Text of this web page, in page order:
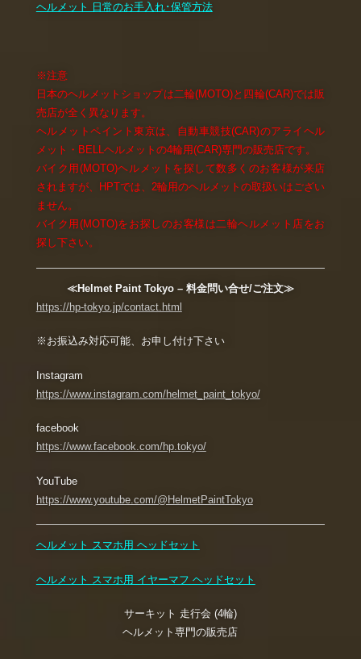
ヘルメット 日常のお手入れ･保管方法
※注意
日本のヘルメットショップは二輪(MOTO)と四輪(CAR)では販
売店が全く異なります。
ヘルメットペイント東京は、自動車競技(CAR)のアライヘル
メット・BELLヘルメットの4輪用(CAR)専門の販売店です。
バイク用(MOTO)ヘルメットを探して数多くのお客様が来店
されますが、HPTでは、2輪用のヘルメットの取扱いはござい
ません。
バイク用(MOTO)をお探しのお客様は二輪ヘルメット店をお
探し下さい。
≪Helmet Paint Tokyo – 料金問い合せ/ご注文≫
https://hp-tokyo.jp/contact.html
※お振込み対応可能、お申し付け下さい
Instagram
https://www.instagram.com/helmet_paint_tokyo/
facebook
https://www.facebook.com/hp.tokyo/
YouTube
https://www.youtube.com/@HelmetPaintTokyo
ヘルメット スマホ用 ヘッドセット
ヘルメット スマホ用 イヤーマフ ヘッドセット
サーキット 走行会 (4輪)
ヘルメット専門の販売店